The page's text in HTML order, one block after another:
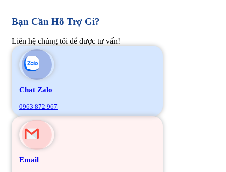
Bạn Cần Hỗ Trợ Gì?
Liên hệ chúng tôi để được tư vấn!
Chat Zalo
0963 872 967
Email